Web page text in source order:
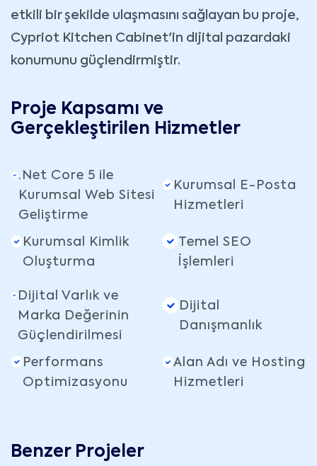
etkili bir şekilde ulaşmasını sağlayan bu proje,
Cypriot Kitchen Cabinet'in dijital pazardaki
konumunu güçlendirmiştir.
Proje Kapsamı ve
Gerçekleştirilen Hizmetler
.Net Core 5 ile
Kurumsal Web Sitesi
Geliştirme
Kurumsal E-Posta
Hizmetleri
Kurumsal Kimlik
Oluşturma
Temel SEO
İşlemleri
Dijital Varlık ve
Marka Değerinin
Güçlendirilmesi
Dijital
Danışmanlık
Performans
Optimizasyonu
Alan Adı ve Hosting
Hizmetleri
Benzer Projeler